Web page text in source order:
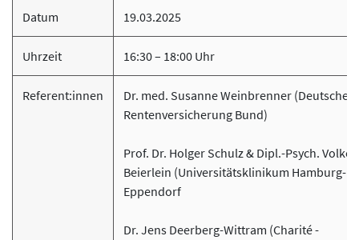
Datum 19.03.2025
Uhrzeit 16:30 – 18:00 Uhr
Referent:innen
Dr. med. Susanne Weinbrenner (Deutsche
Rentenversicherung Bund)
Prof. Dr. Holger Schulz & Dipl.-Psych. Volker
Beierlein (Universitätsklinikum Hamburg-
Eppendorf
Dr. Jens Deerberg-Wittram (Charité -